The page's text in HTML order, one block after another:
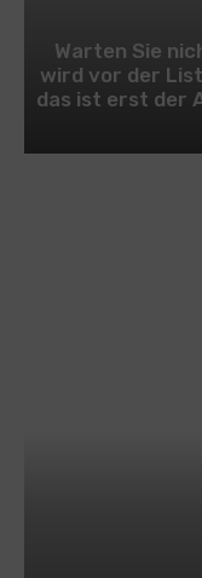
Warten Sie
wird vor der
das ist erst der